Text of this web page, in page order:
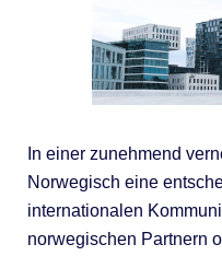
In einer zunehmend
Norwegisch eine
internationalen
norwegischen Partnern